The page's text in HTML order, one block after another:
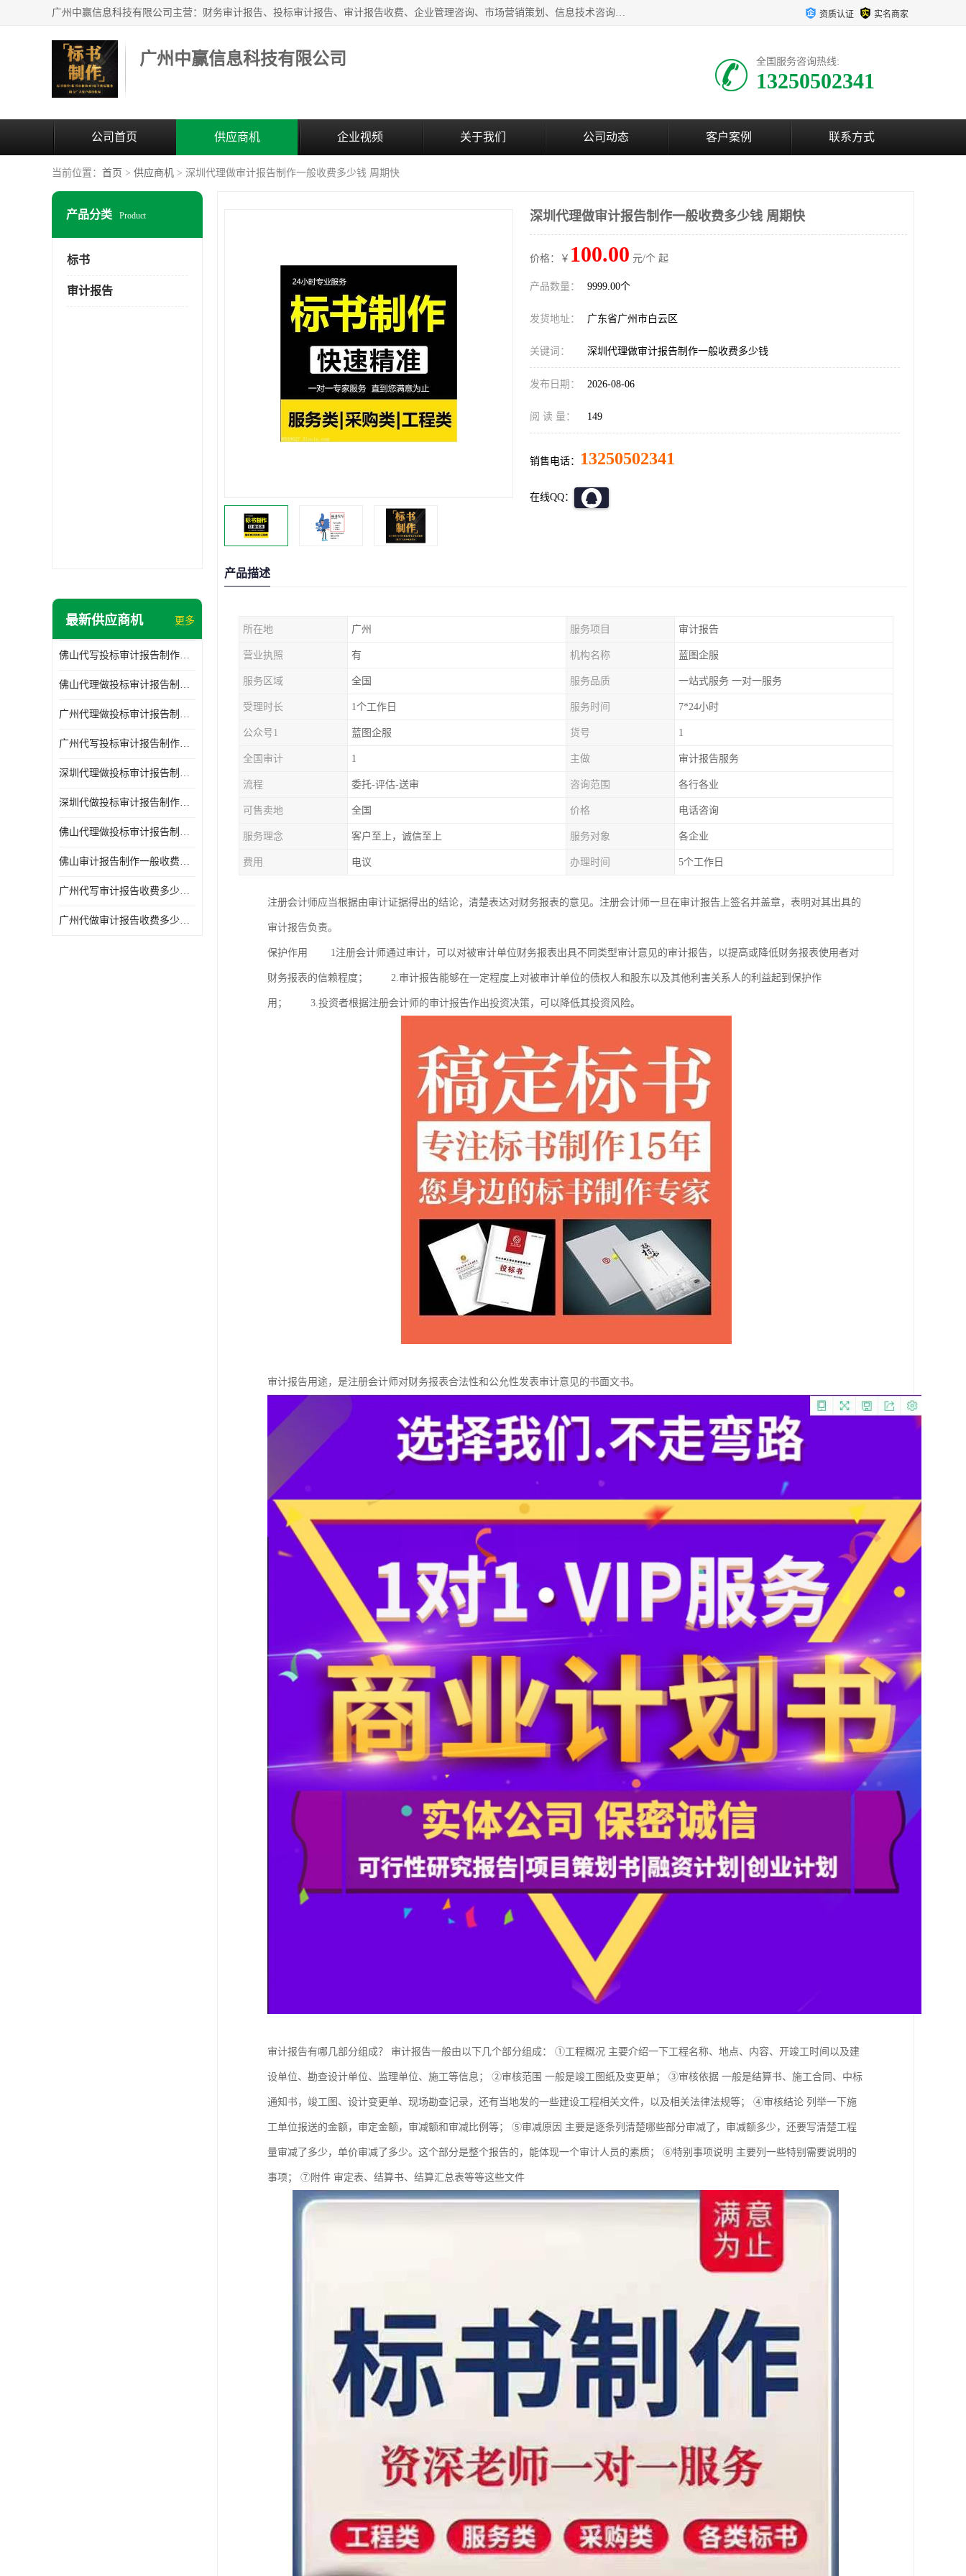
广州中赢信息科技有限公司主营：财务审计报告、投标审计报告、审计报告收费、企业管理咨询、市场营销策划、信息技术咨询服务、广告制作、会议及展览服务、软件开发 资质认证 实名商家
广州中赢信息科技有限公司 全国服务咨询热线:
13250502341
公司首页 供应商机 企业视频 关于我们 公司动态 客户案例 联系方式
当前位置： 首页 > 供应商机 > 深圳代理做审计报告制作一般收费多少钱 周期快
产品分类 Product
标书
审计报告
最新供应商机 更多
佛山代写投标审计报告制作一般收费多少钱 代写各类工程
佛山代理做投标审计报告制作一般收费多少钱 代写各类工程
广州代理做投标审计报告制作一般收费多少钱 代写各类工程
广州代写投标审计报告制作一般收费多少钱 满足客户需求
深圳代理做投标审计报告制作一般收费多少钱 满足客户需求
深圳代做投标审计报告制作一般收费多少钱 代写各类工程
佛山代理做投标审计报告制作一般收费多少钱 满足客户需求
佛山审计报告制作一般收费多少钱 诚信合作
广州代写审计报告收费多少钱一份 周期快
广州代做审计报告收费多少钱一份 经验丰富
深圳代理做审计报告制作一般收费多少钱 周期快
价格：￥ 100.00 元/个 起
产品数量： 9999.00个
发货地址： 广东省广州市白云区
关键词： 深圳代理做审计报告制作一般收费多少钱
发布日期： 2026-08-06
阅 读 量： 149
销售电话： 13250502341
在线QQ：
产品描述
所在地 广州 服务项目 审计报告
营业执照 有 机构名称 蓝图企服
服务区域 全国 服务品质 一站式服务 一对一服务
受理时长 1个工作日 服务时间 7*24小时
公众号1 蓝图企服 货号 1
全国审计 1 主做 审计报告服务
流程 委托-评估-送审 咨询范围 各行各业
可售卖地 全国 价格 电话咨询
服务理念 客户至上，诚信至上 服务对象 各企业
费用 电议 办理时间 5个工作日
注册会计师应当根据由审计证据得出的结论，清楚表达对财务报表的意见。注册会计师一旦在审计报告上签名并盖章，表明对其出具的
审计报告负责。
保护作用 1注册会计师通过审计，可以对被审计单位财务报表出具不同类型审计意见的审计报告，以提高或降低财务报表使用者对
财务报表的信赖程度； 2.审计报告能够在一定程度上对被审计单位的债权人和股东以及其他利害关系人的利益起到保护作
用； 3.投资者根据注册会计师的审计报告作出投资决策，可以降低其投资风险。
审计报告用途，是注册会计师对财务报表合法性和公允性发表审计意见的书面文书。
审计报告有哪几部分组成？ 审计报告一般由以下几个部分组成： ①工程概况 主要介绍一下工程名称、地点、内容、开竣工时间以及建
设单位、勘查设计单位、监理单位、施工等信息； ②审核范围 一般是竣工图纸及变更单； ③审核依据 一般是结算书、施工合同、中标
通知书，竣工图、设计变更单、现场勘查记录，还有当地发的一些建设工程相关文件，以及相关法律法规等； ④审核结论 列举一下施
工单位报送的金额，审定金额，审减额和审减比例等； ⑤审减原因 主要是逐条列清楚哪些部分审减了，审减额多少，还要写清楚工程
量审减了多少，单价审减了多少。这个部分是整个报告的，能体现一个审计人员的素质； ⑥特别事项说明 主要列一些特别需要说明的
事项； ⑦附件 审定表、结算书、结算汇总表等等这些文件